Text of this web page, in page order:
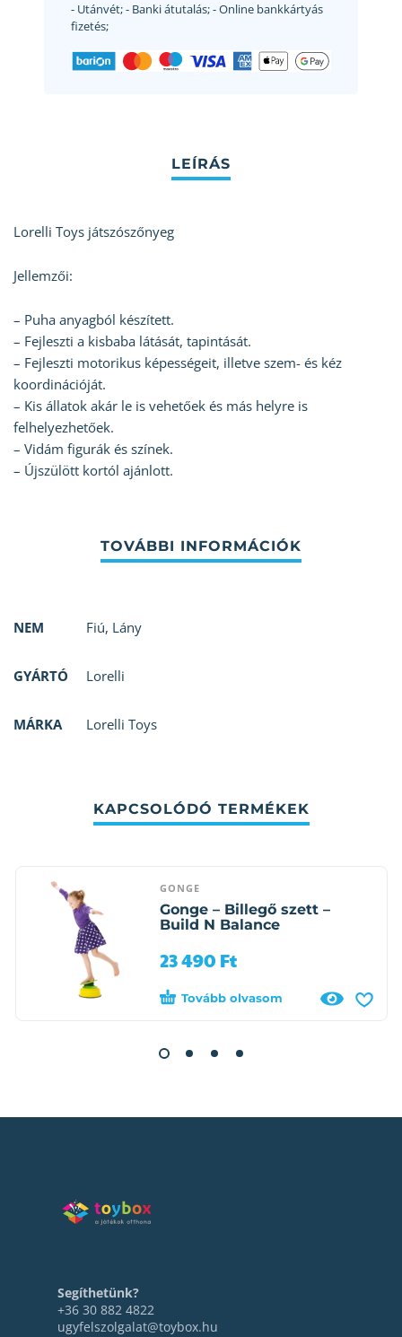
- Utánvét;- Banki átutalás;- Online bankkártyás
fizetés;
Lorelli Toys játszószőnyeg
Jellemzői:
– Puha anyagból készített.
– Fejleszti a kisbaba látását, tapintását.
– Fejleszti motorikus képességeit, illetve szem- és kéz
koordinációját.
– Kis állatok akár le is vehetőek és más helyre is
felhelyezhetőek.
– Vidám figurák és színek.
– Újszülött kortól ajánlott.
NEM Fiú, Lány
GYÁRTÓ Lorelli
MÁRKA Lorelli Toys
KAPCSOLÓDÓ TERMÉKEK
GONGE
Gonge – Billegő szett –
Build N Balance
23 490 Ft
Tovább olvasom
Segíthetünk?
+36 30 882 4822
ugyfelszolgalat@toybox.hu